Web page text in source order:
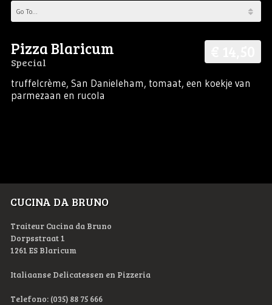
Pizza Blaricum
Special
truffelcrème, San Danieleham, tomaat, een koekje van
parmezaan en rucola
CUCINA DA BRUNO
Traiteur Cucina da Bruno
Dorpsstraat 1
1261 ES Blaricum
Italiaanse Delicatessen en Pizzeria
Telefono: (035) 88 75 666